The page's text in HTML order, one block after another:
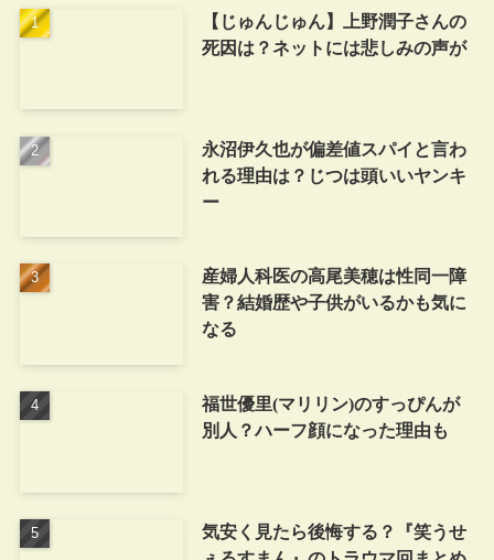
【じゅんじゅん】上野潤子さんの
死因は？ネットには悲しみの声が
永沼伊久也が偏差値スパイと言わ
れる理由は？じつは頭いいヤンキ
ー
産婦人科医の高尾美穂は性同一障
害？結婚歴や子供がいるかも気に
なる
福世優里(マリリン)のすっぴんが
別人？ハーフ顔になった理由も
気安く見たら後悔する？『笑うせ